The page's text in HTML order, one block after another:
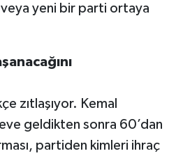
yeni bir parti ortaya
zıtlaşıyor. Kemal
geldikten sonra 60’dan
partiden kimleri ihraç